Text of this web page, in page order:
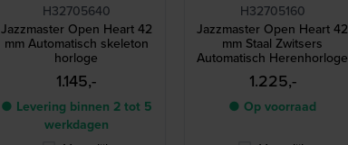
H32705640
Jazzmaster Open Heart 42
mm Automatisch skeleton
horloge
1.145,-
● Levering binnen 2 tot 5
werkdagen
H32705160
Jazzmaster Open Heart 42
mm Staal Zwitsers
Automatisch Herenhorloge
1.225,-
● Op voorraad